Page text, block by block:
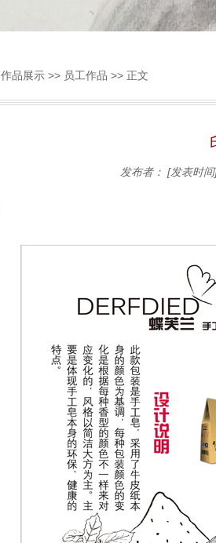
作品展示 >> 员工作品 >> 正文
发布者： [发表时